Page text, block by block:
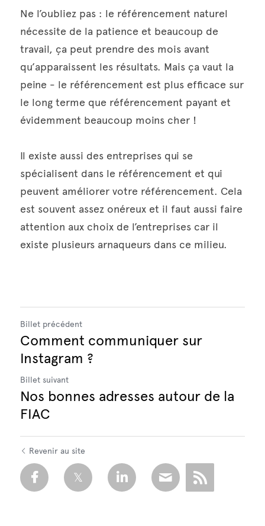
Ne l’oubliez pas : le référencement naturel
nécessite de la patience et beaucoup de
travail, ça peut prendre des mois avant
qu’apparaissent les résultats. Mais ça vaut la
peine - le référencement est plus efficace sur
le long terme que référencement payant et
évidemment beaucoup moins cher !
Il existe aussi des entreprises qui se
spécialisent dans le référencement et qui
peuvent améliorer votre référencement. Cela
est souvent assez onéreux et il faut aussi faire
attention aux choix de l’entreprises car il
existe plusieurs arnaqueurs dans ce milieu.
Billet précédent
Comment communiquer sur
Instagram ?
Billet suivant
Nos bonnes adresses autour de la
FIAC
Revenir au site